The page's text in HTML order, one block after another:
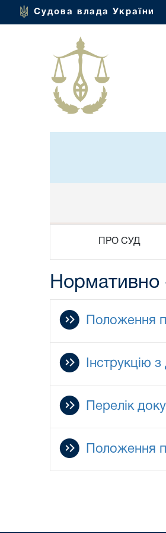
Судова влада України
ПРО СУД
Нормативно
Положення
Інструкцію
Перелік
Положення